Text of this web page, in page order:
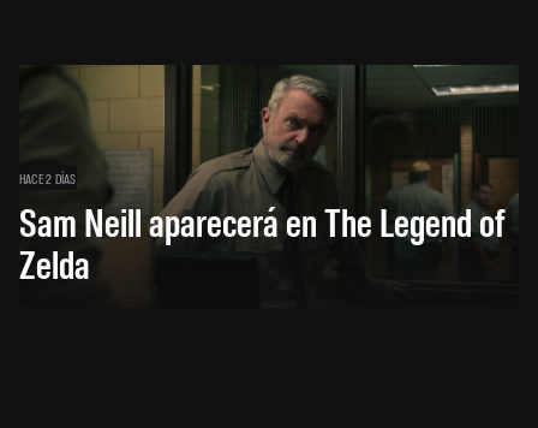
HACE 2 DÍAS
Sam Neill aparecerá en The Legend of
Zelda